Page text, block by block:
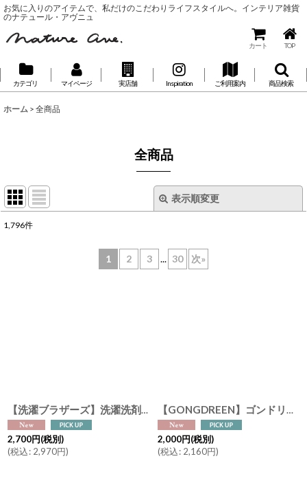
お気に入りのアイテムで、私だけのこだわりライフスタイルへ。インテリア雑貨
のナテュール・アヴニュ
カート TOP
カテゴリ マイページ 実店舗 Inspiration ご利用案内 商品検索
ホーム > 全商品
全商品
表示順変更
1,796件
1 2 3 ... 30 次»
【洗濯ブラザーズ】洗濯洗剤 600ml Sports Lemon （夏季限定）ランドリーディタージェント（綿・麻・合成繊維用）スポーツ LIVRER YOKOHAMA ランドリーソープ
2,700円(税別)
(税込: 2,970円)
【GONGDREEN】ゴンドリーン タグ付きティーバッグ イヌ（アールグレイ）、ネコ（ハイビスカスブラックティー）、ウサギ（ルイボス）、音楽ネコ（韓国茶） 6袋入り 紅茶 癒しのギフト
2,000円(税別)
(税込: 2,160円)